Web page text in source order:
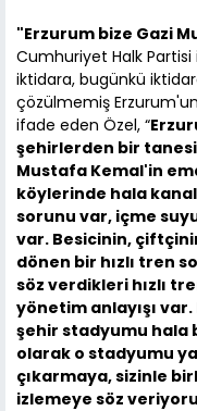
"Erzurum bize Gazi
Cumhuriyet Halk Partisi
iktidara, bugünkü
çözülmemiş
ifade eden Özel, “
şehirlerden bir
Mustafa Kemal'in
köylerinde hala
sorunu var, içme
var. Besicinin,
dönen bir hızlı tren
söz verdikleri hızlı
yönetim anlayışı
şehir stadyumu hala
olarak o stadyumu
çıkarmaya, sizinle
izlemeye söz